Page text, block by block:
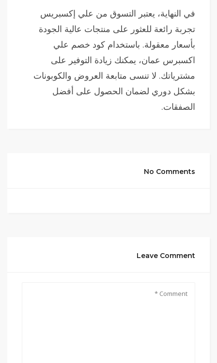
في النهاية، يعتبر التسوق من علي إكسبريس
تجربة رائعة للعثور على منتجات عالية الجودة
بأسعار معقولة. باستخدام كود خصم علي
اكسبرس عمان، يمكنك زيادة التوفير على
مشترياتك. لا تنسى متابعة العروض والكوبونات
بشكل دوري لضمان الحصول على أفضل
الصفقات.
No Comments
Leave Comment